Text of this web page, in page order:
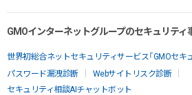
GMOインターネットグループのセキュリティ
世界初総合ネットセキュリティサービス「GMOセキ
パスワード漏洩診断
Webサイトリスク診断
セキュリティ相談AIチャットボット